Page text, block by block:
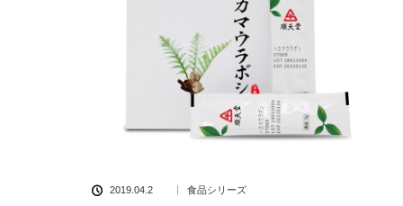
2019.04.2 食品シリーズ